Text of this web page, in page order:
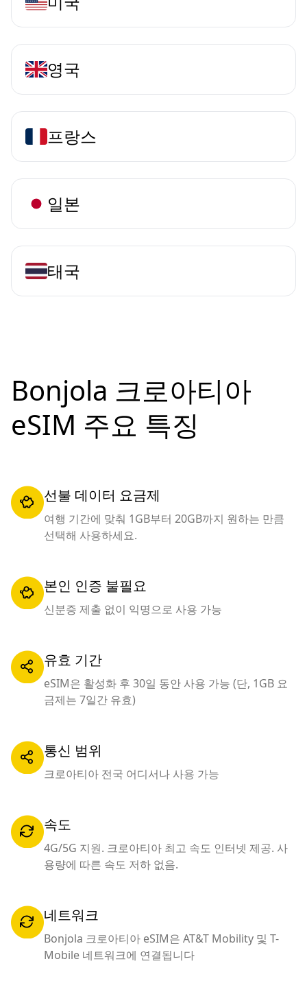
영국
프랑스
일본
태국
Bonjola 크로아티아
eSIM 주요 특징
선불 데이터 요금제
여행 기간에 맞춰 1GB부터 20GB까지 원하는 만큼
선택해 사용하세요.
본인 인증 불필요
신분증 제출 없이 익명으로 사용 가능
유효 기간
eSIM은 활성화 후 30일 동안 사용 가능 (단, 1GB 요
금제는 7일간 유효)
통신 범위
크로아티아 전국 어디서나 사용 가능
속도
4G/5G 지원. 크로아티아 최고 속도 인터넷 제공. 사
용량에 따른 속도 저하 없음.
네트워크
Bonjola 크로아티아 eSIM은 AT&T Mobility 및 T-
Mobile 네트워크에 연결됩니다